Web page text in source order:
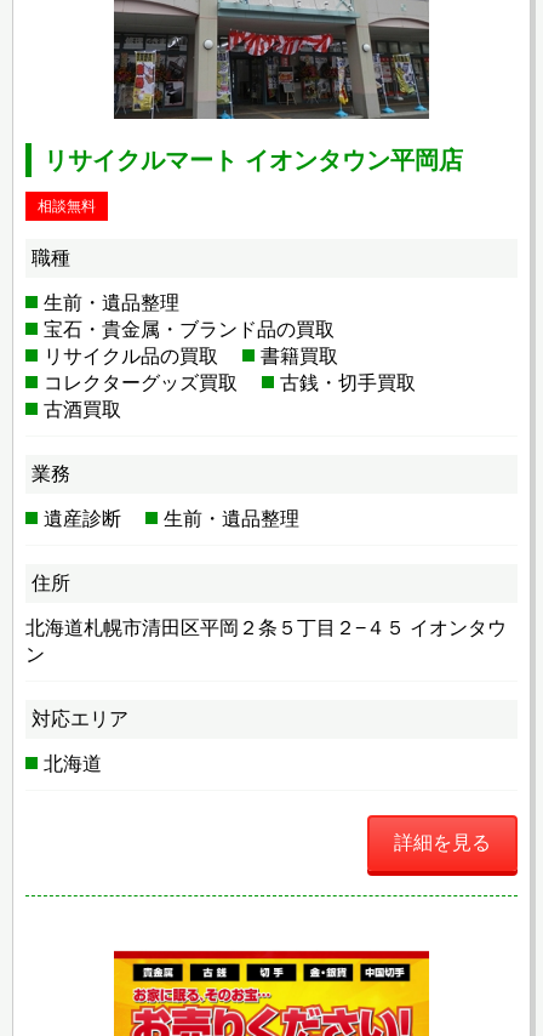
リサイクルマート イオンタウン平岡店
相談無料
職種
生前・遺品整理
宝石・貴金属・ブランド品の買取
リサイクル品の買取
書籍買取
コレクターグッズ買取
古銭・切手買取
古酒買取
業務
遺産診断 生前・遺品整理
住所
北海道札幌市清田区平岡２条５丁目２−４５ イオンタウ
ン
対応エリア
北海道
詳細を見る